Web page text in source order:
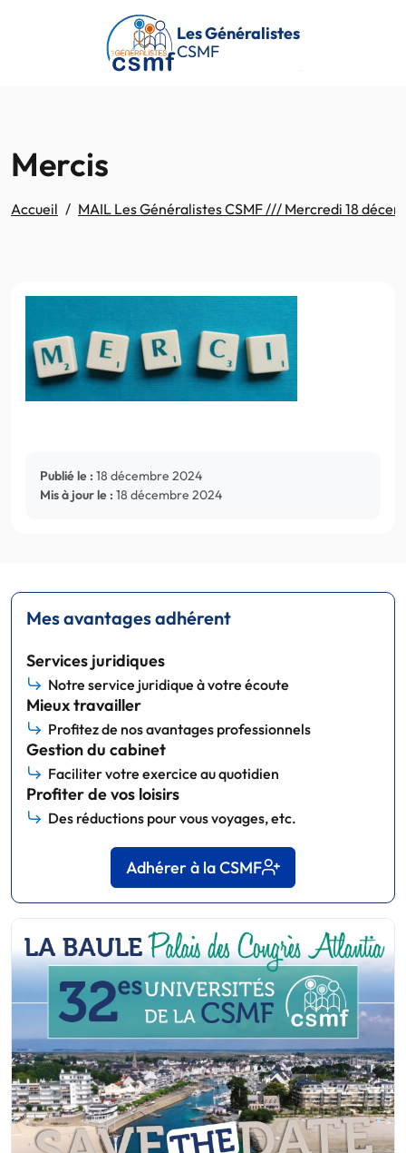
Passer au contenu principal
Les Généralistes
CSMF
Mercis
Accueil MAIL Les Généralistes CSMF /// Mercredi 18
Publié le : 18 décembre 2024
Mis à jour le : 18 décembre 2024
Mes avantages adhérent
Services juridiques
Notre service juridique à votre écoute
Mieux travailler
Profitez de nos avantages professionnels
Gestion du cabinet
Faciliter votre exercice au quotidien
Profiter de vos loisirs
Des réductions pour vous voyages, etc.
Adhérer à la CSMF